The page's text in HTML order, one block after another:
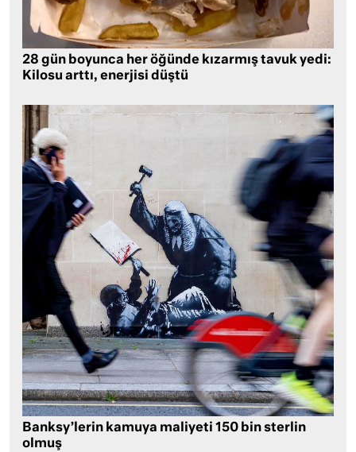
28 gün boyunca her öğünde kızarmış tavuk yedi:
Kilosu arttı, enerjisi düştü
Banksy’lerin kamuya maliyeti 150 bin sterlin
olmuş